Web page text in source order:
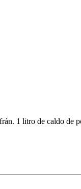
1 litro de caldo de